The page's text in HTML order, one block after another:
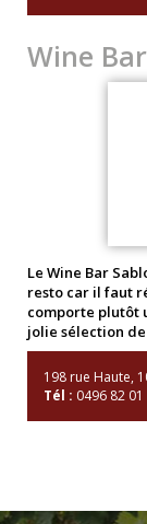
Wine
Le Wine Bar
resto car il faut
comporte plutôt
jolie sélection
198 rue Haute,
Tél : 0496 82 01